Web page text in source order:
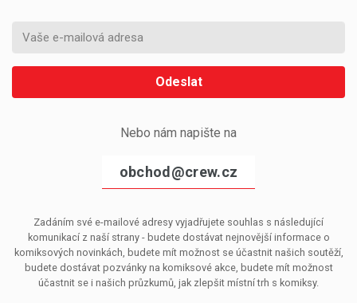
Odeslat
Nebo nám napište na
obchod@crew.cz
Zadáním své e-mailové adresy vyjadřujete souhlas s následující
komunikací z naší strany - budete dostávat nejnovější informace o
komiksových novinkách, budete mít možnost se účastnit našich soutěží,
budete dostávat pozvánky na komiksové akce, budete mít možnost
účastnit se i našich průzkumů, jak zlepšit místní trh s komiksy.